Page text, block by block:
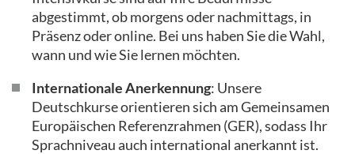
abgestimmt, ob morgens oder nachmittags, in
Präsenz oder online. Bei uns haben Sie die Wahl,
wann und wie Sie lernen möchten.
Internationale Anerkennung: Unsere
Deutschkurse orientieren sich am Gemeinsamen
Europäischen Referenzrahmen (GER), sodass Ihr
Sprachniveau auch international anerkannt ist.